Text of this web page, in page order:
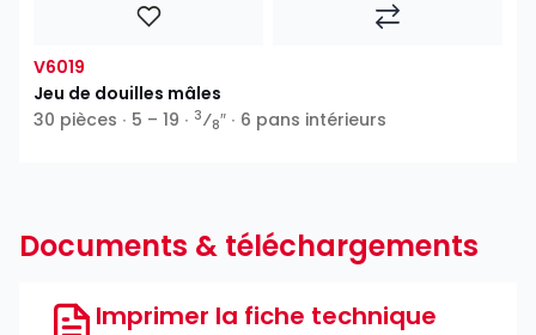
V6019
Jeu de douilles mâles
30 pièces ∙ 5 – 19 ∙ 3⁄8″ ∙ 6 pans intérieurs
Documents & téléchargements
Imprimer la fiche technique